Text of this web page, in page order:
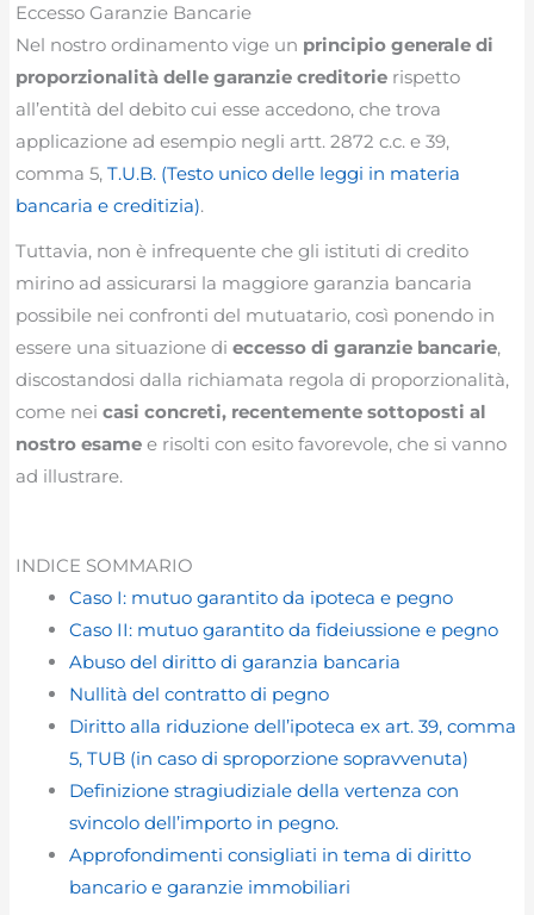
Eccesso Garanzie Bancarie
Nel nostro ordinamento vige un principio generale di
proporzionalità delle garanzie creditorie rispetto
all’entità del debito cui esse accedono, che trova
applicazione ad esempio negli artt. 2872 c.c. e 39,
comma 5,T.U.B. (Testo unico delle leggi in materia
bancaria e creditizia).
Tuttavia, non è infrequente che gli istituti di credito
mirino ad assicurarsi la maggiore garanzia bancaria
possibile nei confronti del mutuatario, così ponendo in
essere una situazione dieccesso di garanzie bancarie,
discostandosi dalla richiamata regola di proporzionalità,
come neicasi concreti, recentemente sottoposti al
nostro esame e risolti con esito favorevole, che si vanno
ad illustrare.
INDICE SOMMARIO
Caso I: mutuo garantito da ipoteca e pegno
Caso II: mutuo garantito da fideiussione e pegno
Abuso del diritto di garanzia bancaria
Nullità del contratto di pegno
Diritto alla riduzione dell’ipoteca ex art. 39, comma
5, TUB (in caso di sproporzione sopravvenuta)
Definizione stragiudiziale della vertenza con
svincolo dell’importo in pegno.
Approfondimenti consigliati in tema di diritto
bancario e garanzie immobiliari